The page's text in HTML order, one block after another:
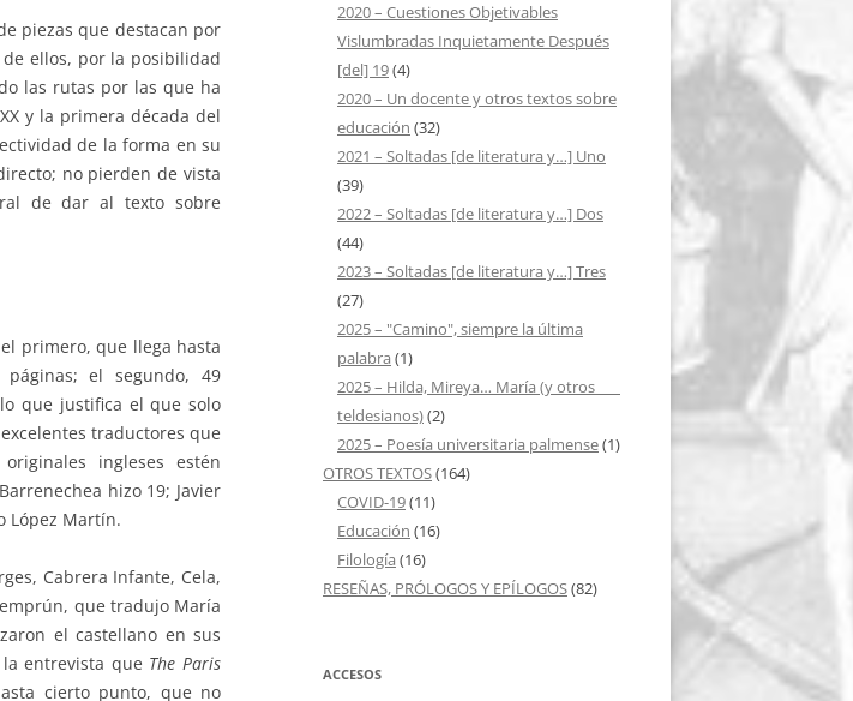
piezas que destacan por
ellos, por la posibilidad
las rutas por las que ha
y la primera década del
de la forma en su
no pierden de vista
de dar al texto sobre
primero, que llega hasta
el segundo, 49
que justifica el que solo
traductores que
ingleses estén
hizo 19; Javier
López Martín.
Cabrera Infante, Cela,
que tradujo María
el castellano en sus
entrevista que The Paris
cierto punto, que no
2020 – Cuestiones Objetivables
Vislumbradas Inquietamente Después
[del] 19(4)
2020 – Un docente y otros textos sobre
educación (32)
2021 – Soltadas [de literatura y…] Uno
(39)
2022 – Soltadas [de literatura y…] Dos
(44)
2023 – Soltadas [de literatura y…] Tres
(27)
2025 – "Camino", siempre la última
palabra (1)
2025 – Hilda, Mireya… María (y otros ___
teldesianos)(2)
2025 – Poesía universitaria palmense(1)
OTROS TEXTOS(164)
COVID-19(11)
Educación (16)
Filología (16)
RESEÑAS, PRÓLOGOS Y EPÍLOGOS(82)
ACCESOS